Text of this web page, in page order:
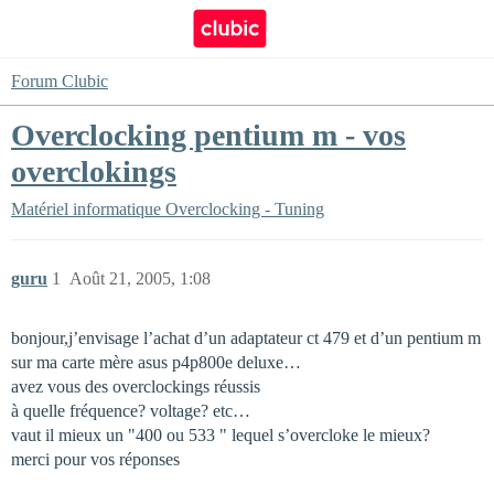
Forum Clubic
Overclocking pentium m - vos
overclokings
Matériel informatique Overclocking - Tuning
guru Août 21, 2005, 1:08
1
bonjour,j’envisage l’achat d’un adaptateur ct 479 et d’un pentium m
sur ma carte mère asus p4p800e deluxe…
avez vous des overclockings réussis
à quelle fréquence? voltage? etc…
vaut il mieux un "400 ou 533 " lequel s’overcloke le mieux?
merci pour vos réponses